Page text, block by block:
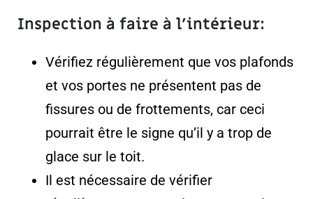
Inspection à faire à l’intérieur:
Vérifiez régulièrement que vos plafonds
et vos portes ne présentent pas de
fissures ou de frottements, car ceci
pourrait être le signe qu’il y a trop de
glace sur le toit.
Il est nécessaire de vérifier